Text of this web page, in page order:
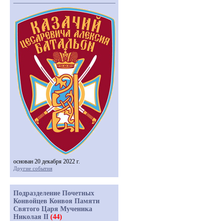
основан 20 декабря 2022 г.
Другие события
Подразделение Почетных
Конвойцев Конвоя Памяти
Святого Царя Мученика
Николая II (44)